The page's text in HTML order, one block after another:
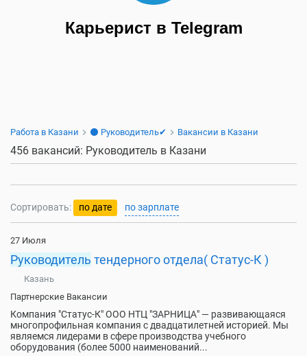
Карьерист в Telegram
Работа в Казани ⚫ Руководитель✔ Вакансии в Казани
456 вакансий: Руководитель в Казани
Сортировать: по дате по зарплате
27 Июля
Руководитель тендерного отдела( Статус-К )
Казань
Партнерские Вакансии
Компания "Статус-К" ООО НТЦ "ЗАРНИЦА" — развивающаяся
многопрофильная компания с двадцатилетней историей. Мы
являемся лидерами в сфере производства учебного
оборудования (более 5000 наименований...